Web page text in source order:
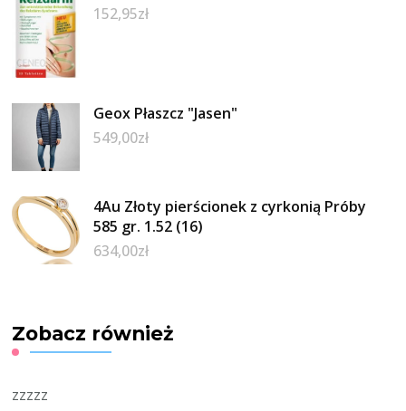
152,95zł
Geox Płaszcz "Jasen"
549,00zł
4Au Złoty pierścionek z cyrkonią Próby
585 gr. 1.52 (16)
634,00zł
Zobacz również
zzzzz